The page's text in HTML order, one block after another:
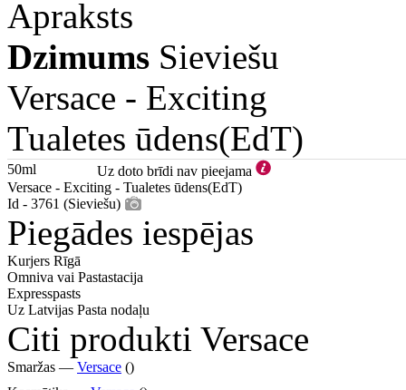
Apraksts
Dzimums Sieviešu
Versace - Exciting
Tualetes ūdens(EdT)
50ml
Uz doto brīdi nav pieejama
Versace - Exciting - Tualetes ūdens(EdT)
Id - 3761 (Sieviešu)
Piegādes iespējas
Kurjers Rīgā
Omniva vai Pastastacija
Expresspasts
Uz Latvijas Pasta nodaļu
Citi produkti Versace
Smaržas — Versace ()